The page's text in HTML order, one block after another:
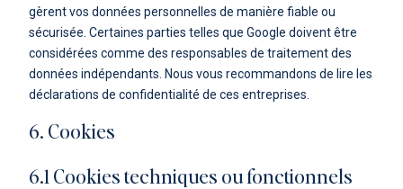
gèrent vos données personnelles de manière fiable ou
sécurisée. Certaines parties telles que Google doivent être
considérées comme des responsables de traitement des
données indépendants. Nous vous recommandons de lire les
déclarations de confidentialité de ces entreprises.
6. Cookies
6.1 Cookies techniques ou fonctionnels